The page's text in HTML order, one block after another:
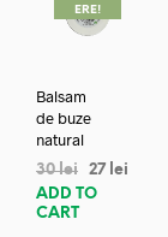
ERE!
Balsam
de buze
natural
30lei 27 lei
ADD TO
CART